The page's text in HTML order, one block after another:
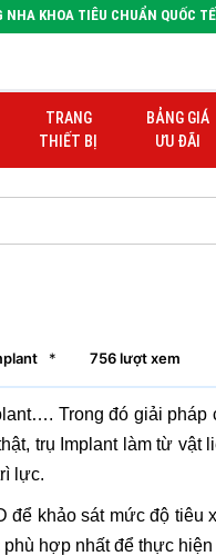
NHA KHOA TIÊU CHUẨN QUỐC
TRANG
THIẾT BỊ
BẢNG GIÁ
ƯU ĐÃI
* 756 lượt xem
Trong đó giải pháp
trụ Implant làm từ vật
lực.
để khảo sát mức độ tiêu
hợp nhất để thực hiện